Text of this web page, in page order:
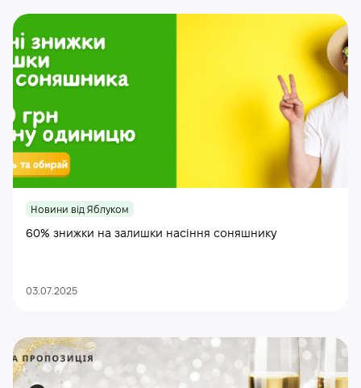
Новини від Яблуком
60% знижки на залишки насіння соняшнику
03.07.2025